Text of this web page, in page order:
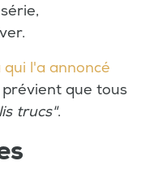
l'a annoncé
que tous
trucs".